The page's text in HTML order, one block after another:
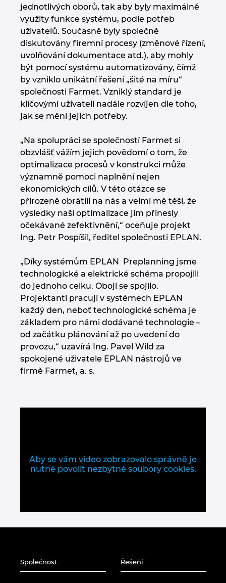
jednotlivých oborů, tak aby byly maximálně
využity funkce systému, podle potřeb
uživatelů. Současně byly společně
diskutovány firemní procesy (změnové řízení,
uvolňování dokumentace atd.), aby mohly
být pomocí systému automatizovány, čímž
by vzniklo unikátní řešení „šité na míru“
společnosti Farmet. Vzniklý standard je
klíčovými uživateli nadále rozvíjen dle toho,
jak se mění jejich potřeby.
„Na spolupráci se společností Farmet si
obzvlášť vážím jejich povědomí o tom, že
optimalizace procesů v konstrukci může
významně pomoci naplnění nejen
ekonomických cílů. V této otázce se
přirozeně obrátili na nás a velmi mě těší, že
výsledky naší optimalizace jim přinesly
očekávané zefektivnění,“ oceňuje projekt
Ing. Petr Pospíšil, ředitel společnosti EPLAN.
„Díky systémům EPLAN Preplanning jsme
technologické a elektrické schéma propojili
do jednoho celku. Obojí se spojilo.
Projektanti pracují v systémech EPLAN
každý den, neboť technologické schéma je
základem pro námi dodávané technologie –
od začátku plánování až po uvedení do
provozu,“ uzavírá Ing. Pavel Wild za
spokojené uživatele EPLAN nástrojů ve
firmě Farmet, a. s.
Aby se vám video zobrazovalo správně je
nutné povolit nezbytné soubory cookies.
Společnost Řešení